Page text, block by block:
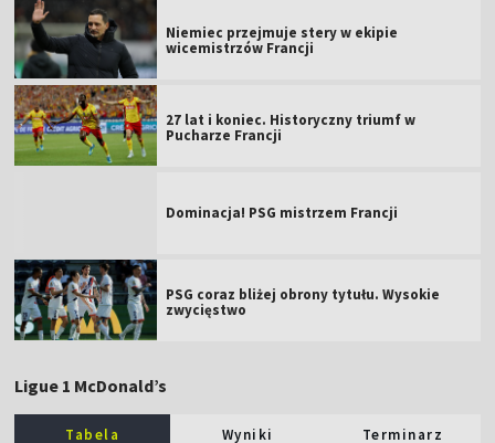
Niemiec przejmuje stery w ekipie
wicemistrzów Francji
27 lat i koniec. Historyczny triumf w
Pucharze Francji
Dominacja! PSG mistrzem Francji
PSG coraz bliżej obrony tytułu. Wysokie
zwycięstwo
Ligue 1 McDonald’s
Tabela Wyniki Terminarz